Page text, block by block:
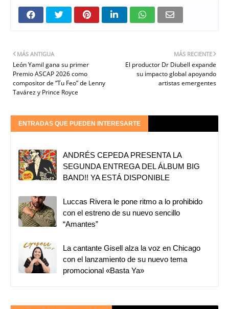
MÁS RECIENTE
El productor Dr Diubell expande
su impacto global apoyando
artistas emergentes
MÁS ANTIGUA
León Yamil gana su primer
Premio ASCAP 2026 como
compositor de “Tu Feo” de Lenny
Tavárez y Prince Royce
ENTRADAS QUE PUEDEN INTERESARTE
ANDRÉS CEPEDA PRESENTA LA
SEGUNDA ENTREGA DEL ÁLBUM BIG
BAND!! YA ESTÁ DISPONIBLE
Luccas Rivera le pone ritmo a lo prohibido
con el estreno de su nuevo sencillo
“Amantes”
La cantante Gisell alza la voz en Chicago
con el lanzamiento de su nuevo tema
promocional «Basta Ya»